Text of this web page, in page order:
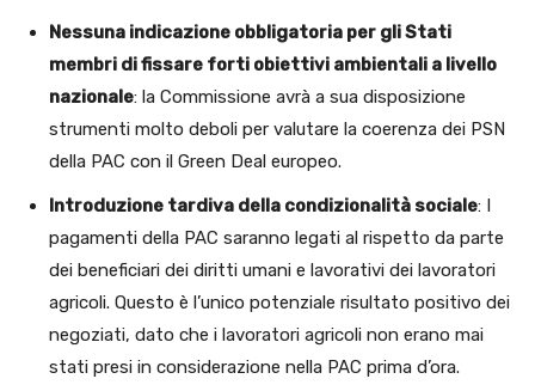
Nessuna indicazione obbligatoria per gli Stati
membri di fissare forti obiettivi ambientali a livello
nazionale: la Commissione avrà a sua disposizione
strumenti molto deboli per valutare la coerenza dei PSN
della PAC con il Green Deal europeo.
Introduzione tardiva della condizionalità sociale: I
pagamenti della PAC saranno legati al rispetto da parte
dei beneficiari dei diritti umani e lavorativi dei lavoratori
agricoli. Questo è l’unico potenziale risultato positivo dei
negoziati, dato che i lavoratori agricoli non erano mai
stati presi in considerazione nella PAC prima d’ora.